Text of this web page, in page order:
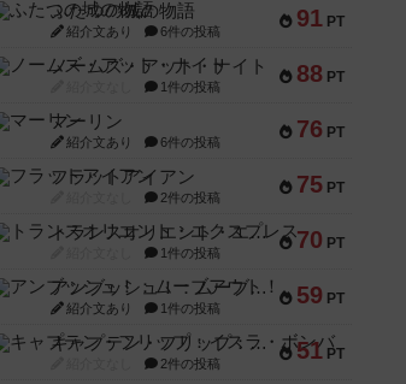
91 PT
ふたつの城の物語
紹介文あり 6件の投稿
88 PT
ノームズ・アット・ナイト
1件の投稿
76 PT
マーリン
紹介文あり 6件の投稿
75 PT
フラットアイアン
2件の投稿
70 PT
トランスオリエント・エクスプレス
1件の投稿
59 PT
アンブッシュ！：ムーブアウト！
紹介文あり 1件の投稿
51 PT
キャプテン・フリップ：イスラ・ボンバ
2件の投稿